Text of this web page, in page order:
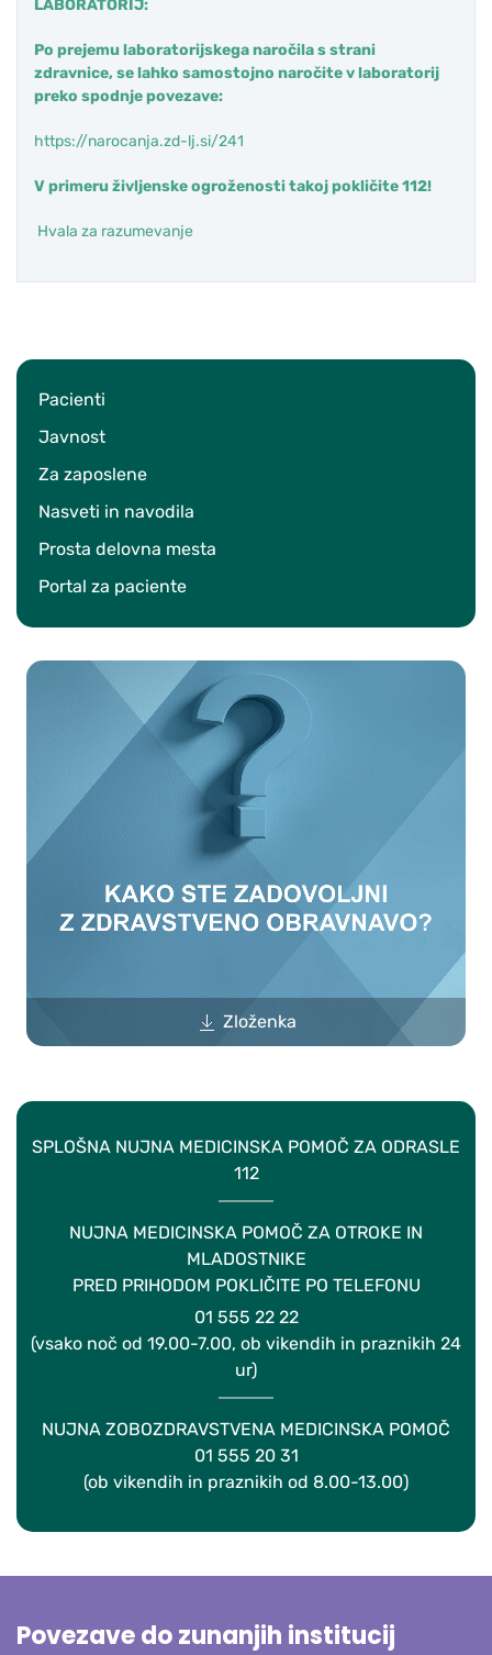
Pacienti
Javnost
Za zaposlene
Nasveti in navodila
Prosta delovna mesta
Portal za paciente
Zloženka
SPLOŠNA NUJNA MEDICINSKA POMOČ ZA ODRASLE
112
NUJNA MEDICINSKA POMOČ ZA OTROKE IN
MLADOSTNIKE
PRED PRIHODOM POKLIČITE PO TELEFONU
01 555 22 22
(vsako noč od 19.00-7.00, ob vikendih in praznikih 24
ur)
NUJNA ZOBOZDRAVSTVENA MEDICINSKA POMOČ
01 555 20 31
(ob vikendih in praznikih od 8.00-13.00)
LABORATORIJ:
Po prejemu laboratorijskega naročila s strani
zdravnice, se lahko samostojno naročite v laboratorij
preko spodnje povezave:
https://narocanja.zd-lj.si/241
V primeru življenske ogroženosti takoj pokličite 112!
Hvala za razumevanje
Povezave do zunanjih institucij